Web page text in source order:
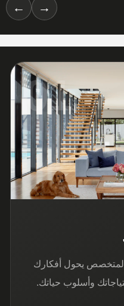
→
←
01
يحول أفكارك
وأسلوب حياتك.